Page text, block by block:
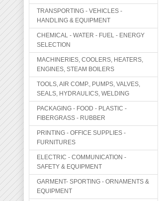
TRANSPORTING - VEHICLES -
HANDLING & EQUIPMENT
CHEMICAL - WATER - FUEL - ENERGY
SELECTION
MACHINERIES, COOLERS, HEATERS,
ENGINES, STEAM BOILERS
TOOLS, AIR COMP., PUMPS, VALVES,
SEALS, HYDRAULICS, WELDING
PACKAGING - FOOD - PLASTIC -
FIBERGRASS - RUBBER
PRINTING - OFFICE SUPPLIES -
FURNITURES
ELECTRIC - COMMUNICATION -
SAFETY & EQUIPMENT
GARMENT- SPORTING - ORNAMENTS &
EQUIPMENT